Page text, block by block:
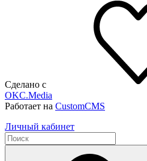
Сделано с
OKC.Media
Работает на CustomCMS
Личный кабинет